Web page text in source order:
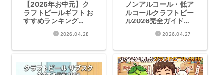
【2026年お中元】ク
ラフトビールギフト お
すすめランキング
TOP10｜予算別・人気
ブルワリー厳選2026.04.28
ノンアルコール・低ア
ルコールクラフトビー
ル2026完全ガイド
【本格派おすすめ厳
2026.04.27